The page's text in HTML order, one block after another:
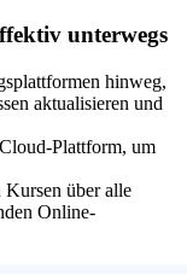
unterwegs
hinweg,
aktualisieren und
Plattform, um
über alle
Online-